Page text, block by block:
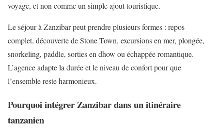
voyage, et non comme un simple ajout touristique.
Le séjour à Zanzibar peut prendre plusieurs formes : repos
complet, découverte de Stone Town, excursions en mer, plongée,
snorkeling, paddle, sorties en dhow ou échappée romantique.
L’agence adapte la durée et le niveau de confort pour que
l’ensemble reste harmonieux.
Pourquoi intégrer Zanzibar dans un itinéraire
tanzanien